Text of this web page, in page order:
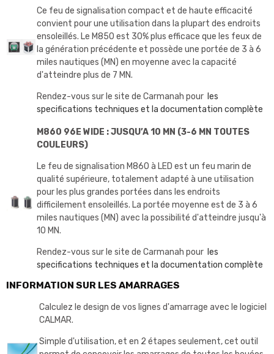
Ce feu de signalisation compact et de haute efficacité
convient pour une utilisation dans la plupart des endroits
ensoleillés. Le M850 est 30% plus efficace que les feux de
la génération précédente et possède une portée de 3 à 6
miles nautiques (MN) en moyenne avec la capacité
d'atteindre plus de 7 MN.
Rendez-vous sur le site de Carmanah pour les
specifications techniques et la documentation complète
M860 96E WIDE : JUSQU’A 10 MN (3-6 MN TOUTES
COULEURS)
Le feu de signalisation M860 à LED est un feu marin de
qualité supérieure, totalement adapté à une utilisation
pour les plus grandes portées dans les endroits
difficilement ensoleillés. La portée moyenne est de 3 à 6
miles nautiques (MN) avec la possibilité d'atteindre jusqu'à
10 MN.
Rendez-vous sur le site de Carmanah pour les
specifications techniques et la documentation complète
INFORMATION SUR LES AMARRAGES
Calculez le design de vos lignes d'amarrage avec le logiciel
CALMAR.
Simple d'utilisation, et en 2 étapes seulement, cet outil